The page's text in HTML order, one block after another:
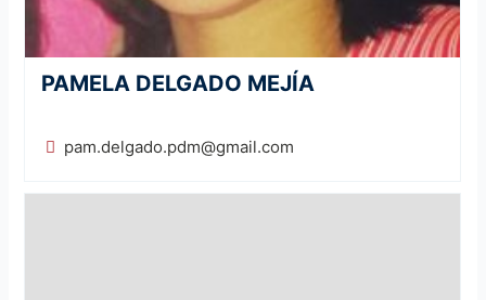
PAMELA DELGADO MEJÍA
pam.delgado.pdm@gmail.com